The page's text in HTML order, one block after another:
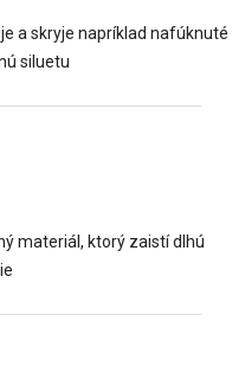
a skryje napríklad nafúknuté
siluetu
materiál, ktorý zaistí dlhú